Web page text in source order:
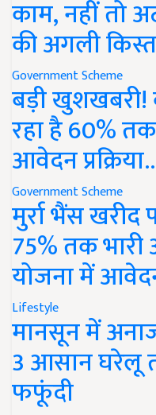
काम, नहीं तो
की अगली किस्त
Government Scheme
बड़ी खुशखबरी!
रहा है 60%
आवेदन प्रक्रिया..
Government Scheme
मुर्रा भैंस खरीद
75% तक
योजना में
Lifestyle
मानसून में
3 आसान घरेलू
फफूंदी